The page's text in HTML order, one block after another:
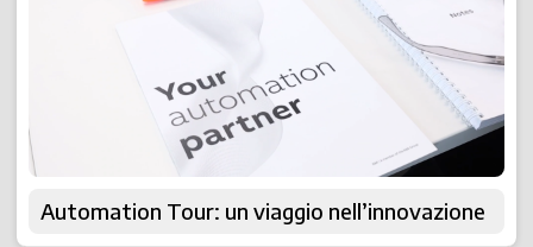
Automation Tour: un viaggio nell’innovazione